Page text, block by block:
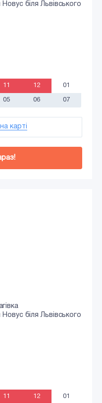
біля Львівського
11 12 01
05 06 07
карті
біля Львівського
11 12 01